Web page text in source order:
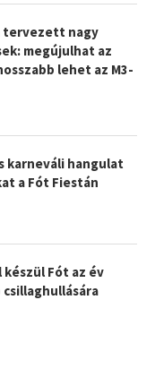
tervezett nagy
megújulhat az
lehet az M3-
karneváli hangulat
a Fót Fiestán
Fót az év